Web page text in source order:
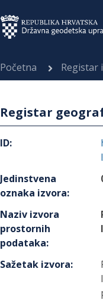
Početna Registar
Registar
ID:
Jedinstvena
oznaka izvora:
Naziv izvora
prostornih
podataka:
Sažetak izvora: